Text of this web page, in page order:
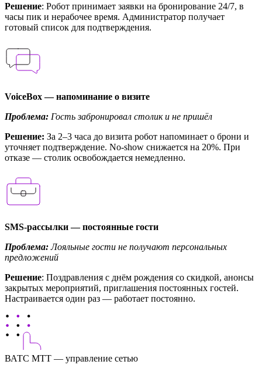
Решение: Робот принимает заявки на бронирование 24/7, в
часы пик и нерабочее время. Администратор получает
готовый список для подтверждения.
VoiceBox — напоминание о визите
Проблема: Гость забронировал столик и не пришёл
Решение: За 2–3 часа до визита робот напоминает о брони и
уточняет подтверждение. No-show снижается на 20%. При
отказе — столик освобождается немедленно.
SMS-рассылки — постоянные гости
Проблема:Лояльные гости не получают персональных
предложений
Решение: Поздравления с днём рождения со скидкой, анонсы
закрытых мероприятий, приглашения постоянных гостей.
Настраивается один раз — работает постоянно.
ВАТС МТТ — управление сетью